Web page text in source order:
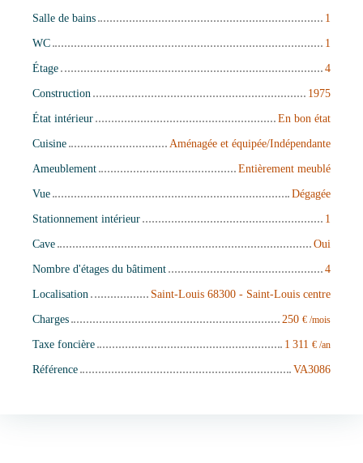
Salle de bains
1
WC
1
Étage
4
Construction
1975
État intérieur
En bon état
Cuisine
Aménagée et équipée/Indépendante
Ameublement
Entièrement meublé
Vue
Dégagée
Stationnement intérieur
1
Cave
Oui
Nombre d'étages du bâtiment
4
Localisation
Saint-Louis 68300 - Saint-Louis centre
Charges
250 € /mois
Taxe foncière 1 311 € /an
Référence VA3086